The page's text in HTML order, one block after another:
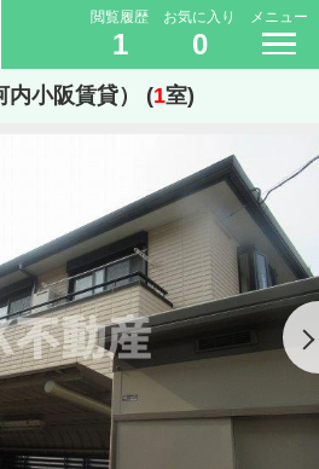
閲覧履歴
1
お気に入り
0
メニュー
内小阪賃貸） (1室)